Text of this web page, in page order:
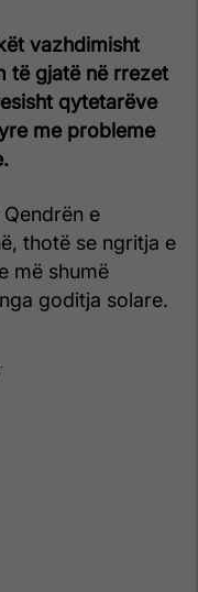
vazhdimisht
të gjatë në rrezet
qytetarëve
me probleme
e
thotë se ngritja e
më shumë
goditja solare.